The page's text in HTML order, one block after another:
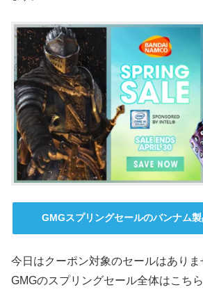
GMGスプリングセールのバンナム
今日はクーポン対象のセールはありま
GMGのスプリングセール全体はこち